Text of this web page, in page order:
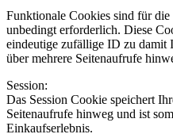
Funktionale Cookies sind für
unbedingt erforderlich. Diese
eindeutige zufällige ID zu damit
über mehrere Seitenaufrufe
Session:
Das Session Cookie speichert
Seitenaufrufe hinweg und ist
Einkaufserlebnis.